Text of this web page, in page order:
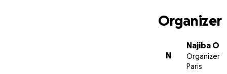
Organizer
N
Najiba O
Organizer
Paris